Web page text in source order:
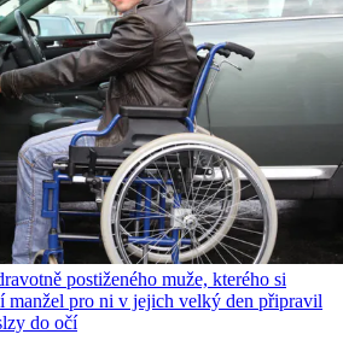
postiženého muže, kterého si
manžel pro ni v jejich velký den připravil
do očí